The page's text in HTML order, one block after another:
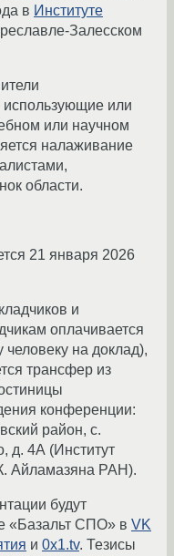
в Институте
Залесском
использующие или
или научном
налаживание
области.
21 января 2026
и
оплачивается
на доклад),
трансфер из
конференции:
район, с.
д. 4А (Институт
Айламазяна РАН).
будут
«Базальт СПО» в VK
и 0x1.tv. Тезисы